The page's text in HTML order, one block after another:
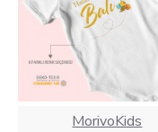
MorivoKids